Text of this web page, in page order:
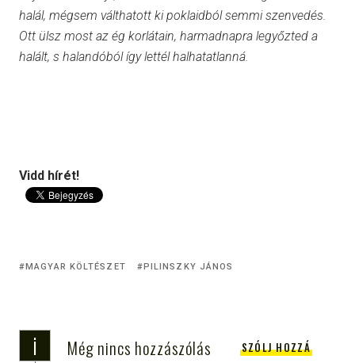
halál, mégsem válthatott ki poklaidból semmi szenvedés.
Ott ülsz most az ég korlátain, harmadnapra legyőzted a
halált, s halandóból így lettél halhatatlanná.
Vidd hírét!
MAGYAR KÖLTÉSZET PILINSZKY JÁNOS
i Még nincs hozzászólás SZÓLJ HOZZÁ